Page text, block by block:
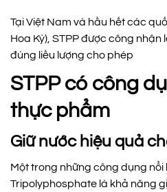
Tại Việt Nam và hầu hết các
Hoa Kỳ), STPP được công nhận
đúng liều lượng cho phép
STPP có công
thực phẩm
Giữ nước hiệu quả
Một trong những công dụng
Tripolyphosphate là khả năng